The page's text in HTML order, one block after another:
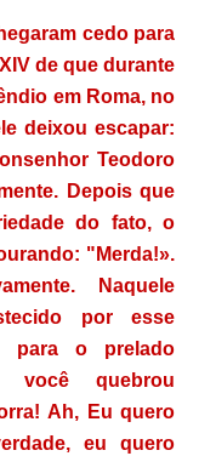
cedo para
de que durante
em Roma, no
deixou escapar:
Teodoro
Depois que
do fato, o
"Merda!».
Naquele
por esse
para o prelado
você quebrou
Ah, Eu quero
eu quero